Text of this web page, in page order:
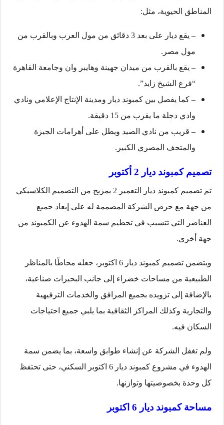
المناطق الحيوية، مثل:
– يقع ديار على بعد 3 دقائق من مول العرب وبالقرب من
مول مصر.
– يقع بالقرب من ميدان جهينة وهايبر وان وجامعة القاهرة
“فرع الشيخ زايد”.
– كما يفصل بين كمبوند ديار ومدينة الإنتاج الإعلامي ونادي
وادي دجلة ما يقرب من 15 دقيقة.
– قريب من نادي الصيد ويطل على أهرامات الجيزة
والمتحف المصري الكبير.
تصميم كمبوند ديار 2 أكتوبر
تم تصميم كمبوند ديار التعمير 2 بمزيج من التصميم الكلاسيكي
من جهة مع حرص الشركة المصممة له على إبعاد جميع
العناصر التي تتسبب في تحطيم سمة الهدوء عن الكمبوند من
جهة أخرى.
ويتضمن تصميم كمبوند ديار 6 اكتوبر، جعله محاطًا بالمناظر
الطبيعية من مساحات خضراء إلى جانب البحيرات صناعية،
بالإضافة إلى تزويده بجميع المرافق والخدمات الترفيهية
والتجارية وكذلك المراكز الثقافية بما يلبي جميع احتياجات
السكان فيه.
ولم تغفل الشركة عن إنشاء طوابق واسعة، بما يضمن سمة
الهدوء في مشروع كمبوند ديار 6 اكتوبر السكني، حتى تحتفظ
كل وحدة بخصوصيتها وتوازنها.
مساحة كمبوند ديار 6 اكتوبر